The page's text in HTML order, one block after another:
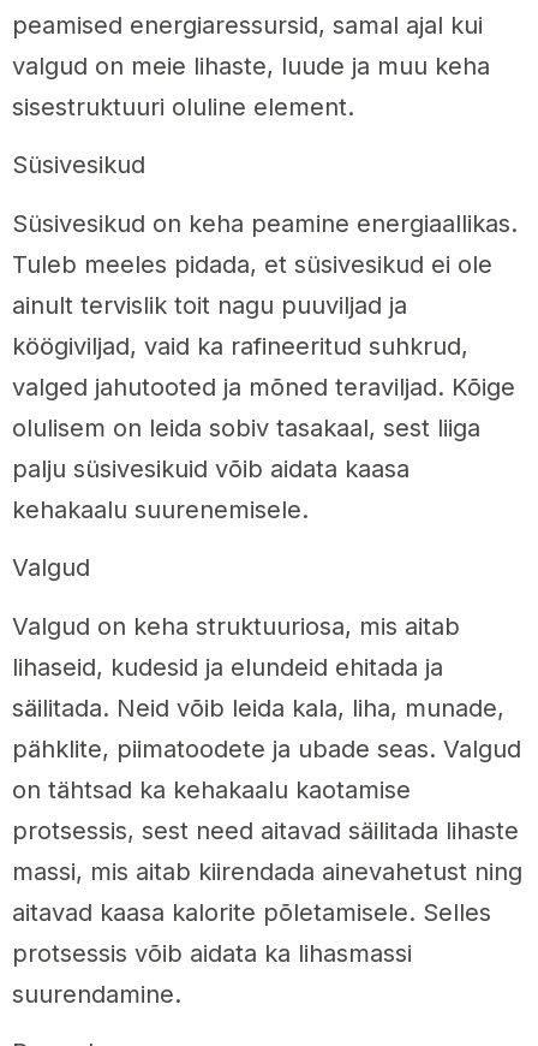
peamised energiaressursid, samal ajal kui
valgud on meie lihaste, luude ja muu keha
sisestruktuuri oluline element.
Süsivesikud
Süsivesikud on keha peamine energiaallikas.
Tuleb meeles pidada, et süsivesikud ei ole
ainult tervislik toit nagu puuviljad ja
köögiviljad, vaid ka rafineeritud suhkrud,
valged jahutooted ja mõned teraviljad. Kõige
olulisem on leida sobiv tasakaal, sest liiga
palju süsivesikuid võib aidata kaasa
kehakaalu suurenemisele.
Valgud
Valgud on keha struktuuriosa, mis aitab
lihaseid, kudesid ja elundeid ehitada ja
säilitada. Neid võib leida kala, liha, munade,
pähklite, piimatoodete ja ubade seas. Valgud
on tähtsad ka kehakaalu kaotamise
protsessis, sest need aitavad säilitada lihaste
massi, mis aitab kiirendada ainevahetust ning
aitavad kaasa kalorite põletamisele. Selles
protsessis võib aidata ka lihasmassi
suurendamine.